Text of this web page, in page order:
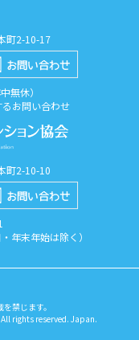
町2-10-17
無休）
るお問い合わせ
町2-10-10
年末年始は除く）
禁じます。
rights reserved. Japan.